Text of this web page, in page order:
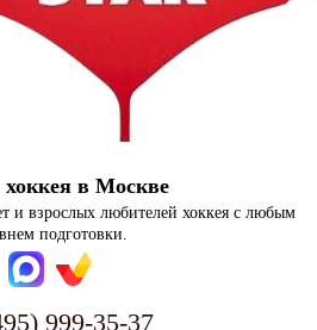
в Москве
и взрослых любителей хоккея с любым
подготовки.
999-35-37